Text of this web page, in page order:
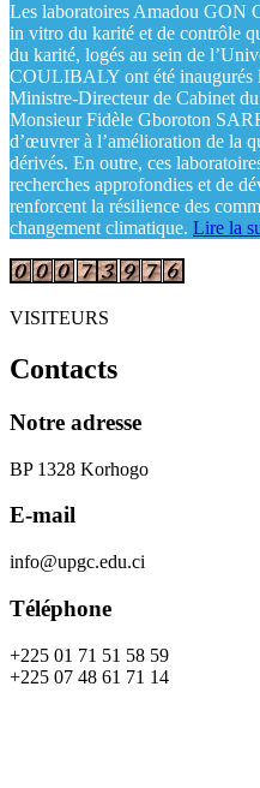
Les laboratoires Amadou
in vitro du karité et de contrôle
du karité, logés au sein de
COULIBALY ont été inaugurés
Ministre-Directeur de Cabinet
Monsieur Fidèle Gboroton
d’œuvrer à l’amélioration de la
dérivés. En outre, ces
recherches approfondies et de
renforcent la résilience des
changement climatique. Lire la
VISITEURS
Contacts
Notre adresse
BP 1328 Korhogo
E-mail
info@upgc.edu.ci
Téléphone
+225 01 71 51 58 59
+225 07 48 61 71 14